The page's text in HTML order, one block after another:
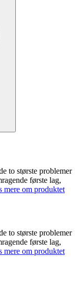
to største problemer
første lag,
mere om produktet
to største problemer
første lag,
mere om produktet